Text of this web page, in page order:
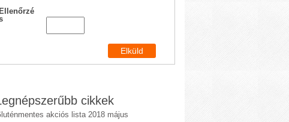
Ellenőrzé
cikkek
akciós lista 2018 május